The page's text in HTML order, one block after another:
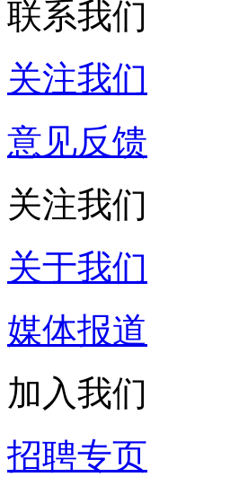
联系我们
关注我们
意见反馈
关注我们
关于我们
媒体报道
加入我们
招聘专页